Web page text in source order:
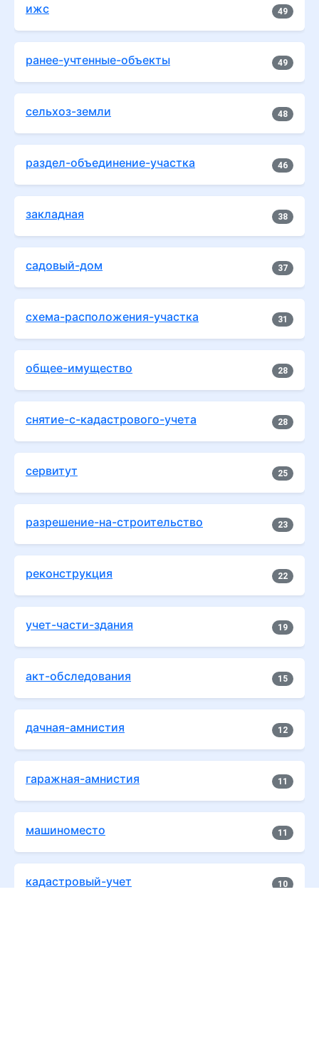
ижс 49
ранее-учтенные-объекты 49
сельхоз-земли 48
раздел-объединение-участка 46
закладная 38
садовый-дом 37
схема-расположения-участка 31
общее-имущество 28
снятие-с-кадастрового-учета 28
сервитут 25
разрешение-на-строительство 23
реконструкция 22
учет-части-здания 19
акт-обследования 15
дачная-амнистия 12
гаражная-амнистия 11
машиноместо 11
кадастровый-учет 10